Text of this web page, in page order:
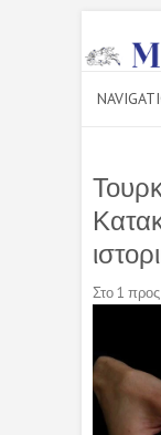
Στο 1 προς